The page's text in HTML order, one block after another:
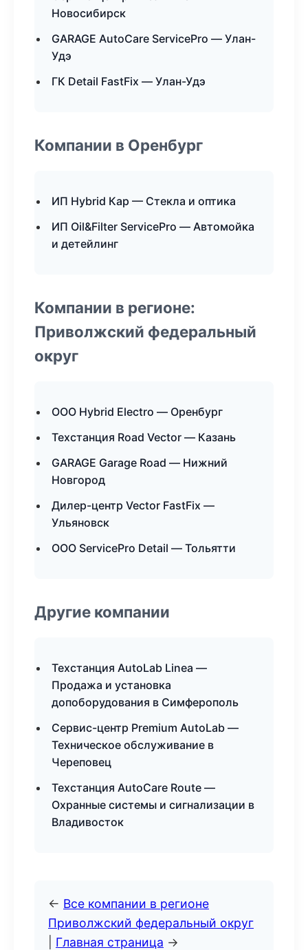
Новосибирск
GARAGE AutoCare ServicePro — Улан-
Удэ
ГК Detail FastFix — Улан-Удэ
Компании в Оренбург
ИП Hybrid Кар — Стекла и оптика
ИП Oil&Filter ServicePro — Автомойка
и детейлинг
Компании в регионе:
Приволжский федеральный
округ
ООО Hybrid Electro — Оренбург
Техстанция Road Vector — Казань
GARAGE Garage Road — Нижний
Новгород
Дилер-центр Vector FastFix —
Ульяновск
ООО ServicePro Detail — Тольятти
Другие компании
Техстанция AutoLab Linea —
Продажа и установка
допоборудования в Симферополь
Сервис-центр Premium AutoLab —
Техническое обслуживание в
Череповец
Техстанция AutoCare Route —
Охранные системы и сигнализации в
Владивосток
← Все компании в регионе
Приволжский федеральный округ
Главная страница →